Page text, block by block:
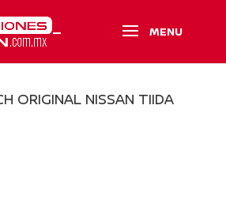
ORIGINAL NISSAN TIIDA